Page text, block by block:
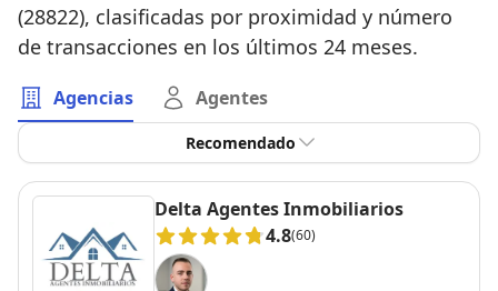
(28822), clasificadas por proximidad y número
de transacciones en los últimos 24 meses.
Agencias Agentes
Recomendado
Delta Agentes Inmobiliarios
4.8(60)